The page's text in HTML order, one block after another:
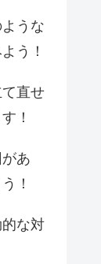
うな
う！
直せ
！
あ
！
な対